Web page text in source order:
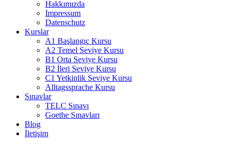
Hakkımızda
Impressum
Datenschutz
Kurslar
A1 Başlangıç Kursu
A2 Temel Seviye Kursu
B1 Orta Seviye Kursu
B2 İleri Seviye Kursu
C1 Yetkinlik Seviye Kursu
Alltagssprache Kursu
Sınavlar
TELC Sınavı
Goethe Sınavları
Blog
İletişim